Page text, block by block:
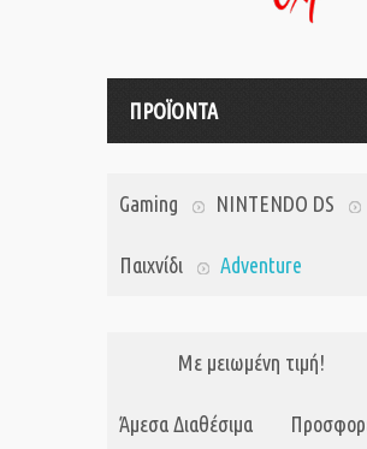
ΠΡΟΪΟΝΤΑ
Gaming NINTENDO DS
Παιχνίδι Adventure
Με μειωμένη τιμή!
Άμεσα Διαθέσιμα